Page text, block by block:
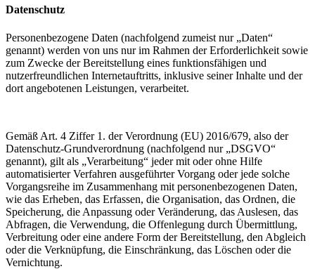
Datenschutz
Personenbezogene Daten (nachfolgend zumeist nur „Daten“
genannt) werden von uns nur im Rahmen der Erforderlichkeit sowie
zum Zwecke der Bereitstellung eines funktionsfähigen und
nutzerfreundlichen Internetauftritts, inklusive seiner Inhalte und der
dort angebotenen Leistungen, verarbeitet.
Gemäß Art. 4 Ziffer 1. der Verordnung (EU) 2016/679, also der
Datenschutz-Grundverordnung (nachfolgend nur „DSGVO“
genannt), gilt als „Verarbeitung“ jeder mit oder ohne Hilfe
automatisierter Verfahren ausgeführter Vorgang oder jede solche
Vorgangsreihe im Zusammenhang mit personenbezogenen Daten,
wie das Erheben, das Erfassen, die Organisation, das Ordnen, die
Speicherung, die Anpassung oder Veränderung, das Auslesen, das
Abfragen, die Verwendung, die Offenlegung durch Übermittlung,
Verbreitung oder eine andere Form der Bereitstellung, den Abgleich
oder die Verknüpfung, die Einschränkung, das Löschen oder die
Vernichtung.